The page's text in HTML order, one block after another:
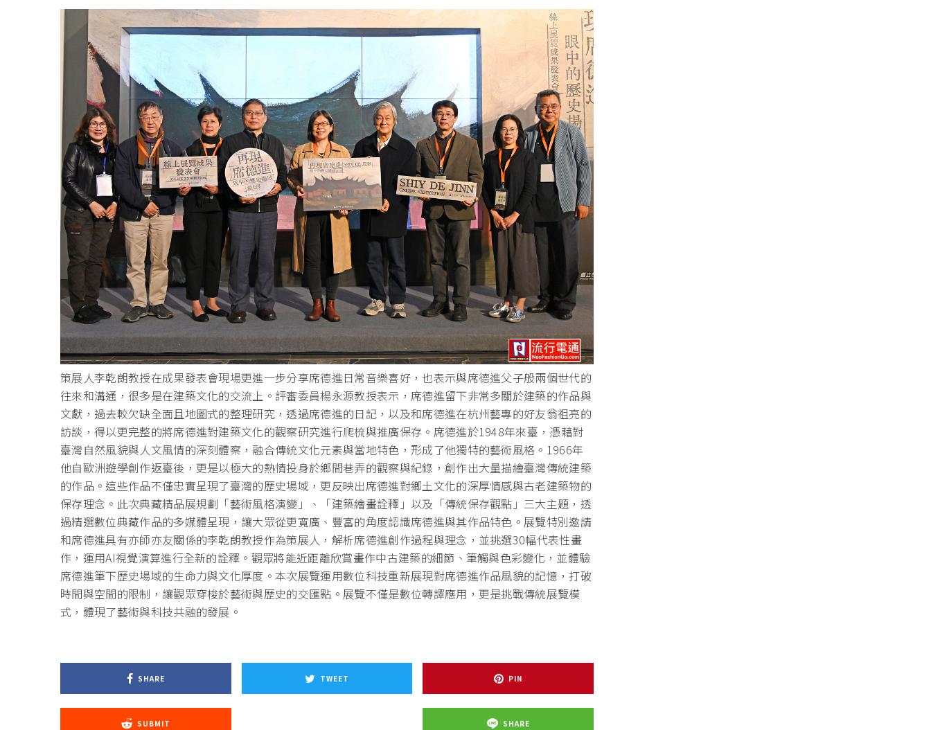
策展人李乾朗教授在成果發表會現場更進一步分享席德進日常音樂喜好，也表示與席德進父子般兩個世代的
往來和溝通，很多是在建築文化的交流上。評審委員楊永源教授表示，席德進留下非常多關於建築的作品與
文獻，過去較欠缺全面且地圖式的整理研究，透過席德進的日記，以及和席德進在杭州藝專的好友翁祖亮的
訪談，得以更完整的將席德進對建築文化的觀察研究進行爬梳與推廣保存。席德進於1948年來臺，憑藉對
臺灣自然風貌與人文風情的深刻體察，融合傳統文化元素與當地特色，形成了他獨特的藝術風格。1966年
他自歐洲遊學創作返臺後，更是以極大的熱情投身於鄉間巷弄的觀察與紀錄，創作出大量描繪臺灣傳統建築
的作品。這些作品不僅忠實呈現了臺灣的歷史場域，更反映出席德進對鄉土文化的深厚情感與古老建築物的
保存理念。此次典藏精品展規劃「藝術風格演變」、「建築繪畫詮釋」以及「傳統保存觀點」三大主題，透
過精選數位典藏作品的多媒體呈現，讓大眾從更寬廣、豐富的角度認識席德進與其作品特色。展覽特別邀請
和席德進具有亦師亦友關係的李乾朗教授作為策展人，解析席德進創作過程與理念，並挑選30幅代表性畫
作，運用AI視覺演算進行全新的詮釋。觀眾將能近距離欣賞畫作中古建築的細節、筆觸與色彩變化，並體驗
席德進筆下歷史場域的生命力與文化厚度。本次展覽運用數位科技重新展現對席德進作品風貌的記憶，打破
時間與空間的限制，讓觀眾穿梭於藝術與歷史的交匯點。展覽不僅是數位轉譯應用，更是挑戰傳統展覽模
式，體現了藝術與科技共融的發展。
SHARE TWEET PIN
SUBMIT SHARE